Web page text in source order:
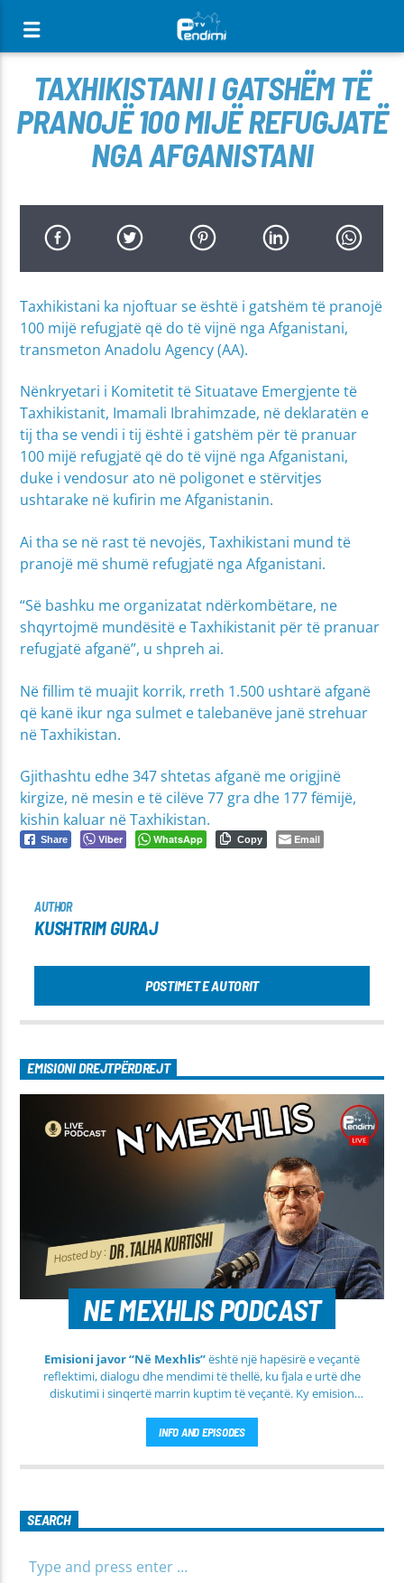
TAXHIKISTANI I GATSHËM TË
PRANOJË 100 MIJË REFUGJATË
NGA AFGANISTANI
Taxhikistani ka njoftuar se është i gatshëm të pranojë
100 mijë refugjatë që do të vijnë nga Afganistani,
transmeton Anadolu Agency (AA).
Nënkryetari i Komitetit të Situatave Emergjente të
Taxhikistanit, Imamali Ibrahimzade, në deklaratën e
tij tha se vendi i tij është i gatshëm për të pranuar
100 mijë refugjatë që do të vijnë nga Afganistani,
duke i vendosur ato në poligonet e stërvitjes
ushtarake në kufirin me Afganistanin.
Ai tha se në rast të nevojës, Taxhikistani mund të
pranojë më shumë refugjatë nga Afganistani.
“Së bashku me organizatat ndërkombëtare, ne
shqyrtojmë mundësitë e Taxhikistanit për të pranuar
refugjatë afganë”, u shpreh ai.
Në fillim të muajit korrik, rreth 1.500 ushtarë afganë
që kanë ikur nga sulmet e talebanëve janë strehuar
në Taxhikistan.
Gjithashtu edhe 347 shtetas afganë me origjinë
kirgize, në mesin e të cilëve 77 gra dhe 177 fëmijë,
kishin kaluar në Taxhikistan.
Share Viber WhatsApp Copy Email
AUTHOR
KUSHTRIM GURAJ
POSTIMET E AUTORIT
EMISIONI DREJTPËRDREJT
NE MEXHLIS PODCAST
Emisioni javor “Në Mexhlis”është një hapësirë e veçantë
reflektimi, dialogu dhe mendimi të thellë, ku fjala e urtë dhe
diskutimi i sinqertë marrin kuptim të veçantë. Ky emision
publiku një formë komunikimi të hapur, të qetë dhe shumë
përmbajtësore
INFO AND EPISODES
SEARCH